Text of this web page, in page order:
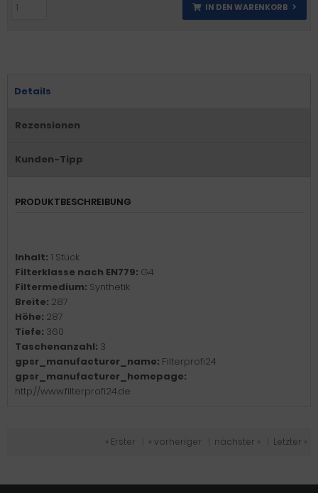
IN DEN WARENKORB
Details
Rezensionen
Kunden-Tipp
PRODUKTBESCHREIBUNG
Inhalt: 1 Stück
Filterklasse nach EN779: G4
Filtermedium: Synthetik
Breite: 287
Höhe: 287
Tiefe: 360
Taschenanzahl: 3
gpsr_manufacturer_name: Filterprofi24
gpsr_manufacturer_homepage:
http://www.filterprofi24.de
« Erster « vorheriger nächster » Letzter »